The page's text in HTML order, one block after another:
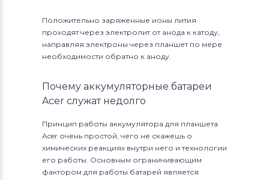
Положительно заряженные ионы лития
проходят через электролит от анода к катоду,
направляя электроны через планшет по мере
необходимости обратно к аноду.
Почему аккумуляторные батареи
Acer служат недолго
Принцип работы аккумулятора для планшета
Acer очень простой, чего не скажешь о
химических реакциях внутри него и технологии
его работы. Основным ограничивающим
фактором для работы батарей является